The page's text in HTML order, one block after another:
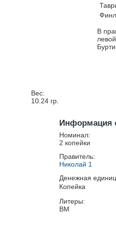
В
Вес:
10.24гр.
Информация
Номинал:
2 копейки
Правитель:
Николай 1
Денежная
Копейка
Литеры:
ВМ